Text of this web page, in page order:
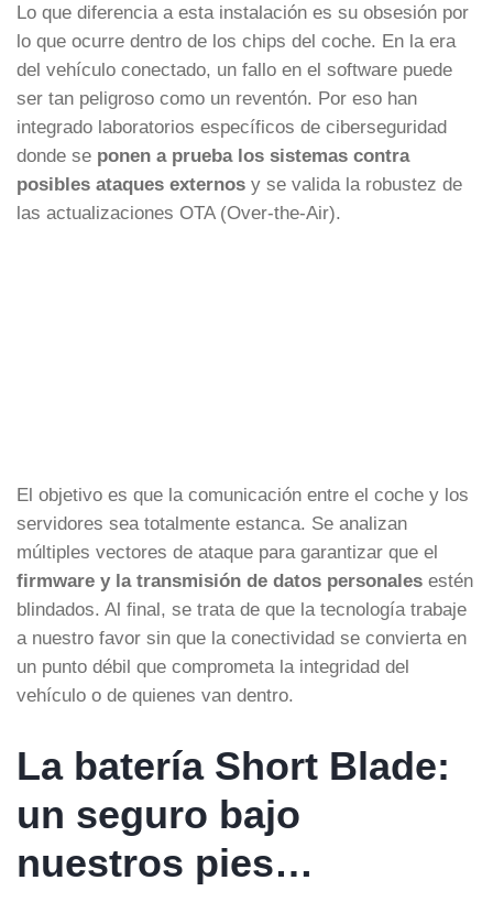
Lo que diferencia a esta instalación es su obsesión por
lo que ocurre dentro de los chips del coche. En la era
del vehículo conectado, un fallo en el software puede
ser tan peligroso como un reventón. Por eso han
integrado laboratorios específicos de ciberseguridad
donde se ponen a prueba los sistemas contra
posibles ataques externos y se valida la robustez de
las actualizaciones OTA (Over-the-Air).
El objetivo es que la comunicación entre el coche y los
servidores sea totalmente estanca. Se analizan
múltiples vectores de ataque para garantizar que el
firmware y la transmisión de datos personales estén
blindados. Al final, se trata de que la tecnología trabaje
a nuestro favor sin que la conectividad se convierta en
un punto débil que comprometa la integridad del
vehículo o de quienes van dentro.
La batería Short Blade:
un seguro bajo
nuestros pies…